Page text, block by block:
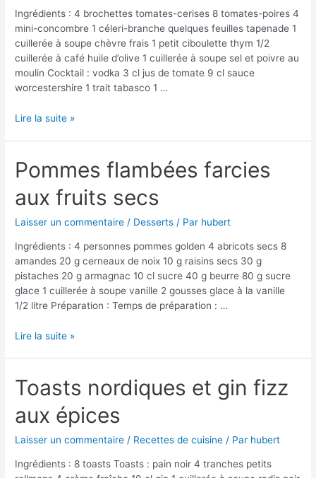
Ingrédients : 4 brochettes tomates-cerises 8 tomates-poires 4
mini-concombre 1 céleri-branche quelques feuilles tapenade 1
cuillerée à soupe chèvre frais 1 petit ciboulette thym 1/2
cuillerée à café huile d’olive 1 cuillerée à soupe sel et poivre au
moulin Cocktail : vodka 3 cl jus de tomate 9 cl sauce
worcestershire 1 trait tabasco 1 …
Brochettes
aux
deux
couleurs
et
bloody
Lire la suite »
Pommes flambées farcies
aux fruits secs
Laisser un commentaire / Desserts / Par hubert
Ingrédients : 4 personnes pommes golden 4 abricots secs 8
amandes 20 g cerneaux de noix 10 g raisins secs 30 g
pistaches 20 g armagnac 10 cl sucre 40 g beurre 80 g sucre
glace 1 cuillerée à soupe vanille 2 gousses glace à la vanille
1/2 litre Préparation : Temps de préparation : …
Pommes
aux
fruits
secs
Lire la suite »
Toasts nordiques et gin fizz
aux épices
Laisser un commentaire / Recettes de cuisine / Par hubert
Ingrédients : 8 toasts Toasts : pain noir 4 tranches petits